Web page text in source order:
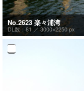
No.2623 楽々浦湾
DL数：81 ／3000×2250 px